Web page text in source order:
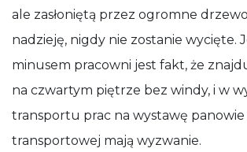
ale zasłoniętą przez ogromne
nadzieję, nigdy nie zostanie wycięte.
minusem pracowni jest fakt, że
na czwartym piętrze bez windy, i w
transportu prac na wystawę
transportowej mają wyzwanie.